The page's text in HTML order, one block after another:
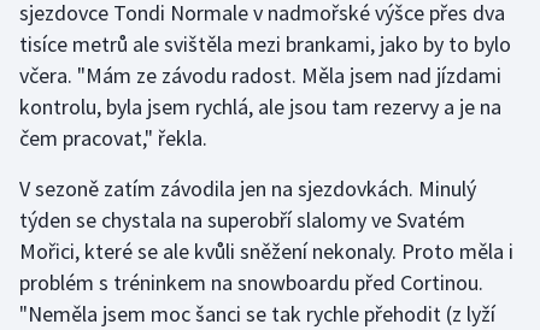
Gymnastika
Házená
Judo
Krasobruslení
Lezení
sjezdovce Tondi Normale v nadmořské výšce přes dva
tisíce metrů ale svištěla mezi brankami, jako by to bylo
včera. "Mám ze závodu radost. Měla jsem nad jízdami
kontrolu, byla jsem rychlá, ale jsou tam rezervy a je na
čem pracovat," řekla.
V sezoně zatím závodila jen na sjezdovkách. Minulý
týden se chystala na superobří slalomy ve Svatém
Mořici, které se ale kvůli sněžení nekonaly. Proto měla i
problém s tréninkem na snowboardu před Cortinou.
"Neměla jsem moc šanci se tak rychle přehodit (z lyží